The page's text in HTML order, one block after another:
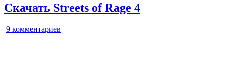
Скачать Streets of Rage 4
9 комментариев